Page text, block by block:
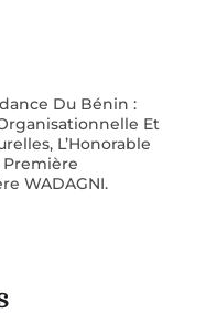
Du Bénin :
Et
L’Honorable
Première
WADAGNI.